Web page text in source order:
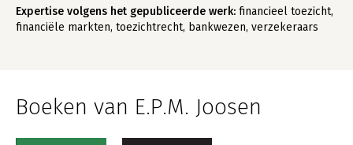
Expertise volgens het gepubliceerde werk: financieel toezicht,
financiële markten, toezichtrecht, bankwezen, verzekeraars
Boeken van E.P.M. Joosen